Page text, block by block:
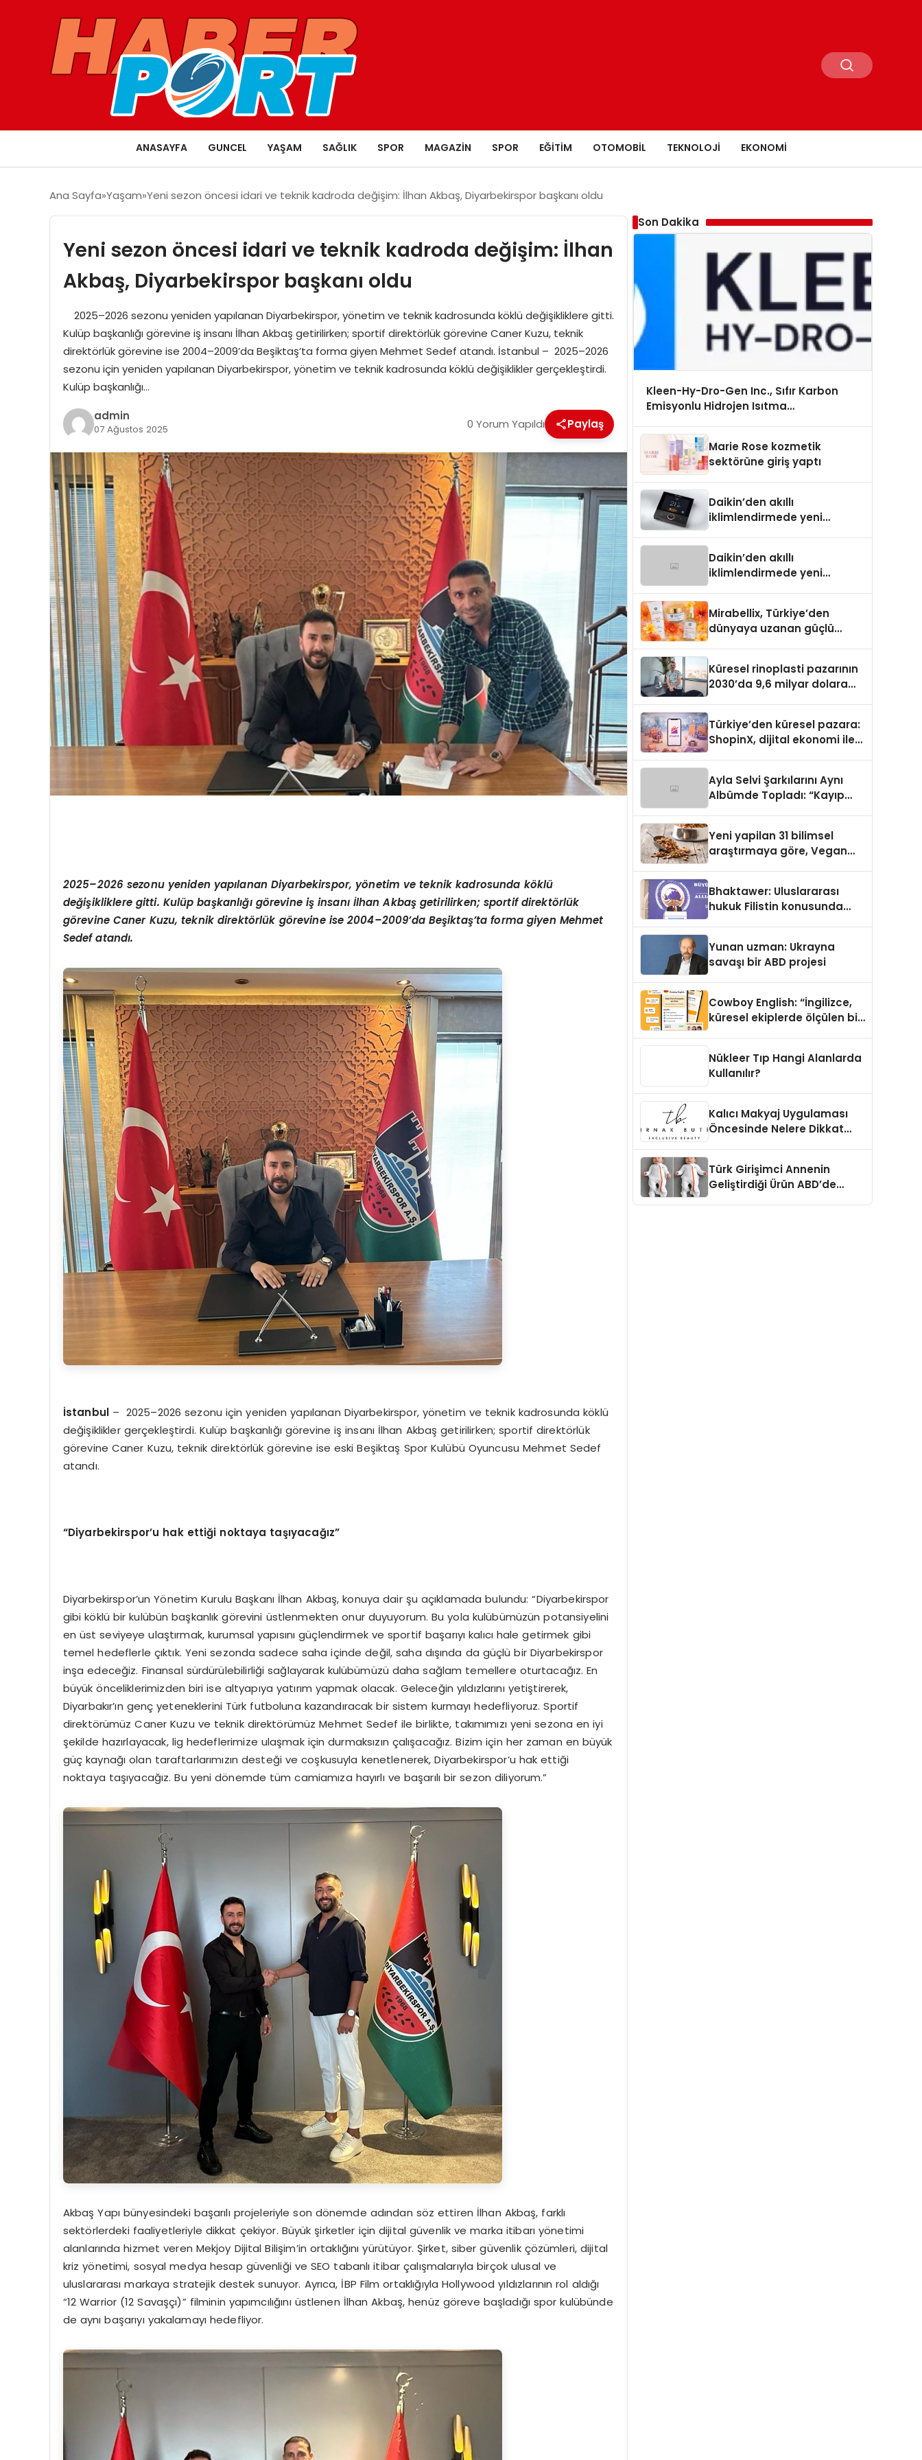
ANASAYFA GUNCEL YAŞAM SAĞLIK SPOR MAGAZIN SPOR EĞITIM OTOMOBIL TEKNOLOJI EKONOMI
Ana Sayfa Yaşam Yeni sezon öncesi idari ve teknik kadroda değişim: İlhan Akbaş, Diyarbekirspor başkanı oldu
Yeni sezon öncesi idari ve teknik kadroda değişim: İlhan
Akbaş, Diyarbekirspor başkanı oldu
2025–2026 sezonu yeniden yapılanan Diyarbekirspor, yönetim ve teknik kadrosunda köklü değişikliklere gitti.
Kulüp başkanlığı görevine iş insanı İlhan Akbaş getirilirken; sportif direktörlük görevine Caner Kuzu, teknik
direktörlük görevine ise 2004–2009’da Beşiktaş’ta forma giyen Mehmet Sedef atandı. İstanbul – 2025–2026
sezonu için yeniden yapılanan Diyarbekirspor, yönetim ve teknik kadrosunda köklü değişiklikler gerçekleştirdi.
Kulüp başkanlığı…
admin
07 Ağustos 2025 0 Yorum Yapıldı Paylaş
2025–2026 sezonu yeniden yapılanan Diyarbekirspor, yönetim ve teknik kadrosunda köklü
değişikliklere gitti. Kulüp başkanlığı görevine iş insanı İlhan Akbaş getirilirken; sportif direktörlük
görevine Caner Kuzu, teknik direktörlük görevine ise 2004–2009’da Beşiktaş’ta forma giyen Mehmet
Sedef atandı.
İstanbul – 2025–2026 sezonu için yeniden yapılanan Diyarbekirspor, yönetim ve teknik kadrosunda köklü
değişiklikler gerçekleştirdi. Kulüp başkanlığı görevine iş insanı İlhan Akbaş getirilirken; sportif direktörlük
görevine Caner Kuzu, teknik direktörlük görevine ise eski Beşiktaş Spor Kulübü Oyuncusu Mehmet Sedef
atandı.
“Diyarbekirspor’u hak ettiği noktaya taşıyacağız”
Diyarbekirspor’un Yönetim Kurulu Başkanı İlhan Akbaş, konuya dair şu açıklamada bulundu: “Diyarbekirspor
gibi köklü bir kulübün başkanlık görevini üstlenmekten onur duyuyorum. Bu yola kulübümüzün potansiyelini
en üst seviyeye ulaştırmak, kurumsal yapısını güçlendirmek ve sportif başarıyı kalıcı hale getirmek gibi
temel hedeflerle çıktık. Yeni sezonda sadece saha içinde değil, saha dışında da güçlü bir Diyarbekirspor
inşa edeceğiz. Finansal sürdürülebilirliği sağlayarak kulübümüzü daha sağlam temellere oturtacağız. En
büyük önceliklerimizden biri ise altyapıya yatırım yapmak olacak. Geleceğin yıldızlarını yetiştirerek,
Diyarbakır’ın genç yeteneklerini Türk futboluna kazandıracak bir sistem kurmayı hedefliyoruz. Sportif
direktörümüz Caner Kuzu ve teknik direktörümüz Mehmet Sedef ile birlikte, takımımızı yeni sezona en iyi
şekilde hazırlayacak, lig hedeflerimize ulaşmak için durmaksızın çalışacağız. Bizim için her zaman en büyük
güç kaynağı olan taraftarlarımızın desteği ve coşkusuyla kenetlenerek, Diyarbekirspor’u hak ettiği
noktaya taşıyacağız. Bu yeni dönemde tüm camiamıza hayırlı ve başarılı bir sezon diliyorum.”
Akbaş Yapı bünyesindeki başarılı projeleriyle son dönemde adından söz ettiren İlhan Akbaş, farklı
sektörlerdeki faaliyetleriyle dikkat çekiyor. Büyük şirketler için dijital güvenlik ve marka itibarı yönetimi
alanlarında hizmet veren Mekjoy Dijital Bilişim’in ortaklığını yürütüyor. Şirket, siber güvenlik çözümleri, dijital
kriz yönetimi, sosyal medya hesap güvenliği ve SEO tabanlı itibar çalışmalarıyla birçok ulusal ve
uluslararası markaya stratejik destek sunuyor. Ayrıca, İBP Film ortaklığıyla Hollywood yıldızlarının rol aldığı
“12 Warrior (12 Savaşçı)” filminin yapımcılığını üstlenen İlhan Akbaş, henüz göreve başladığı spor kulübünde
de aynı başarıyı yakalamayı hedefliyor.
Son Dakika
Kleen-Hy-Dro-Gen Inc., Sıfır Karbon
Emisyonlu Hidrojen Isıtma
Onaylarını Aldı
Marie Rose kozmetik
sektörüne giriş yaptı
Daikin’den akıllı
iklimlendirmede yeni
Daikin’den akıllı
iklimlendirmede yeni
Mirabellix, Türkiye’den
dünyaya uzanan güçlü
Küresel rinoplasti pazarının
2030’da 9,6 milyar dolara
Türkiye’den küresel pazara:
ShopinX, dijital ekonomi ile
Ayla Selvi Şarkılarını Aynı
Albümde Topladı: “Kayıp
Yeni yapilan 31 bilimsel
araştırmaya göre, Vegan
Sindirildiğini Ortaya Koydu
Bhaktawer: Uluslararası
hukuk Filistin konusunda
Yunan uzman: Ukrayna
savaşı bir ABD projesi
Cowboy English: “İngilizce,
küresel ekiplerde ölçülen bir
Nükleer Tıp Hangi Alanlarda
Kullanılır?
Kalıcı Makyaj Uygulaması
Öncesinde Nelere Dikkat
Türk Girişimci Annenin
Geliştirdiği Ürün ABD’de